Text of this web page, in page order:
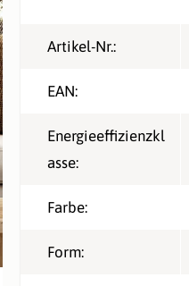
Artikel-Nr.:
EAN:
Energieeffizienzkl
asse:
Farbe:
Form: